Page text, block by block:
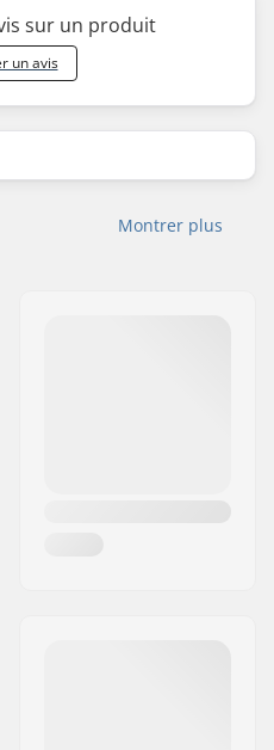
sur un produit
un avis
Montrer plus